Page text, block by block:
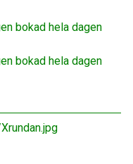
bokad hela dagen
bokad hela dagen